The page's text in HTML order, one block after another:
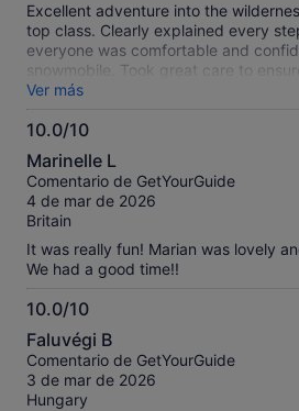
Excellent adventure into the
top class. Clearly explained every
everyone was comfortable and
snowmobile. Took great care to
and having the best time possible.
best possible recommendation.
tour company were clear and pick-
recommended this activity.
Ver más
10.0/10
10.0
sobre
10
Marinelle L
Comentario de GetYourGuide
4 de mar de 2026
Britain
It was really fun! Marian was lovely
We had a good time!!
10.0/10
10.0
sobre
10
Faluvégi B
Comentario de GetYourGuide
3 de mar de 2026
Hungary